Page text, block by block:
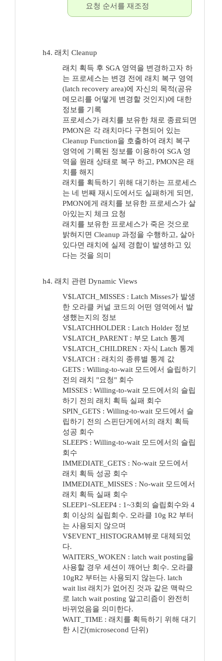
요청 순서를 재조정
h4. 래치 Cleanup
래치 획득 후 SGA 영역을 변경하고자 하
는 프로세스는 변경 전에 래치 복구 영역
(latch recovery area)에 자신의 목적(공유
메모리를 어떻게 변경할 것인지)에 대한
정보를 기록
프로세스가 래치를 보유한 채로 종료되면
PMON은 각 래치마다 구현되어 있는
Cleanup Function을 호출하여 래치 복구
영역에 기록된 정보를 이용하여 SGA 영
역을 원래 상태로 복구 하고, PMON은 래
치를 해지
래치를 획득하기 위해 대기하는 프로세스
는 네 번째 재시도에서도 실패하게 되면,
PMON에게 래치를 보유한 프로세스가 살
아있는지 체크 요청
래치를 보유한 프로세스가 죽은 것으로
밝혀지면 Cleanup 과정을 수행하고, 살아
있다면 래치에 실제 경합이 발생하고 있
다는 것을 의미
h4. 래치 관련 Dynamic Views
V$LATCH_MISSES : Latch Misses가 발생
한 오라클 커널 코드의 어떤 영역에서 발
생했는지의 정보
V$LATCHHOLDER : Latch Holder 정보
V$LATCH_PARENT : 부모 Latch 통계
V$LATCH_CHILDREN : 자식 Latch 통계
V$LATCH : 래치의 종류별 통계 값
GETS : Willing-to-wait 모드에서 슬립하기
전의 래치 "요청" 회수
MISSES : Willing-to-wait 모드에서의 슬립
하기 전의 래치 획득 실패 회수
SPIN_GETS : Willing-to-wait 모드에서 슬
립하기 전의 스핀단게에서의 래치 획득
성공 회수
SLEEPS : Willing-to-wait 모드에서의 슬립
회수
IMMEDIATE_GETS : No-wait 모드에서
래치 획득 성공 회수
IMMEDIATE_MISSES : No-wait 모드에서
래치 획득 실패 회수
SLEEP1~SLEEP4 : 1~3회의 슬립회수와 4
회 이상의 실립회수. 오라클 10g R2 부터
는 사용되지 않으며
V$EVENT_HISTOGRAM뷰로 대체되었
다.
WAITERS_WOKEN : latch wait posting을
사용할 경우 세션이 깨어난 회수. 오라클
10gR2 부터는 사용되지 않는다. latch
wait list 래치가 없어진 것과 같은 맥락으
로 latch wait posting 알고리즘이 완전히
바뀌었음을 의미한다.
WAIT_TIME : 래치를 획득하기 위해 대기
한 시간(microsecond 단위)